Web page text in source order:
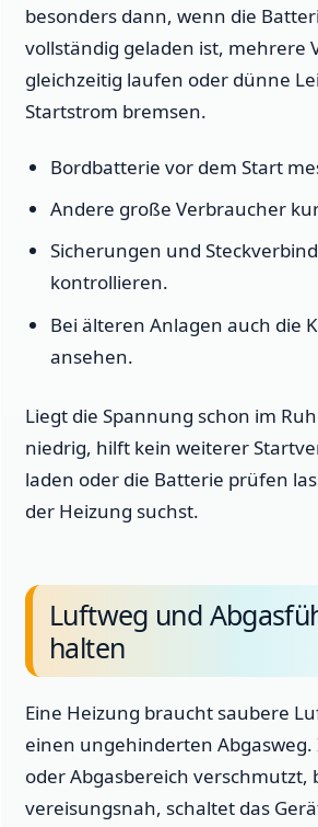
besonders dann, wenn die
vollständig geladen ist, mehrere
gleichzeitig laufen oder dünne
Startstrom bremsen.
Bordbatterie vor dem Start
Andere große Verbraucher
Sicherungen und
kontrollieren.
Bei älteren Anlagen auch die
ansehen.
Liegt die Spannung schon im
niedrig, hilft kein weiterer
laden oder die Batterie prüfen
der Heizung suchst.
Luftweg und
halten
Eine Heizung braucht saubere
einen ungehinderten Abgasweg.
oder Abgasbereich verschmutzt,
vereisungsnah, schaltet das